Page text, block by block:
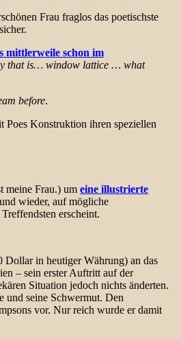
Frau fraglos das poetischste
mittlerweile schon im
that is… window lattice … what
before.
Poes Konstruktion ihren speziellen
meine Frau.) um eine illustrierte
wieder, auf mögliche
erscheint.
Dollar in heutiger Währung) an das
– sein erster Auftritt auf der
Situation jedoch nichts änderten.
und seine Schwermut. Den
vor. Nur reich wurde er damit